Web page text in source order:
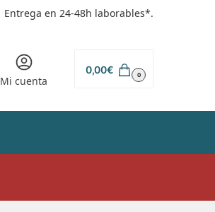
Entrega en 24-48h laborables*.
Mi cuenta
0,00€ 0